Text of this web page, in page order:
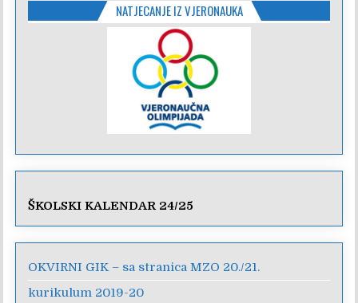
NATJECANJE IZ VJERONAUKA
ŠKOLSKI KALENDAR 24/25
OKVIRNI GIK – sa stranica MZO 20./21.
kurikulum 2019-20